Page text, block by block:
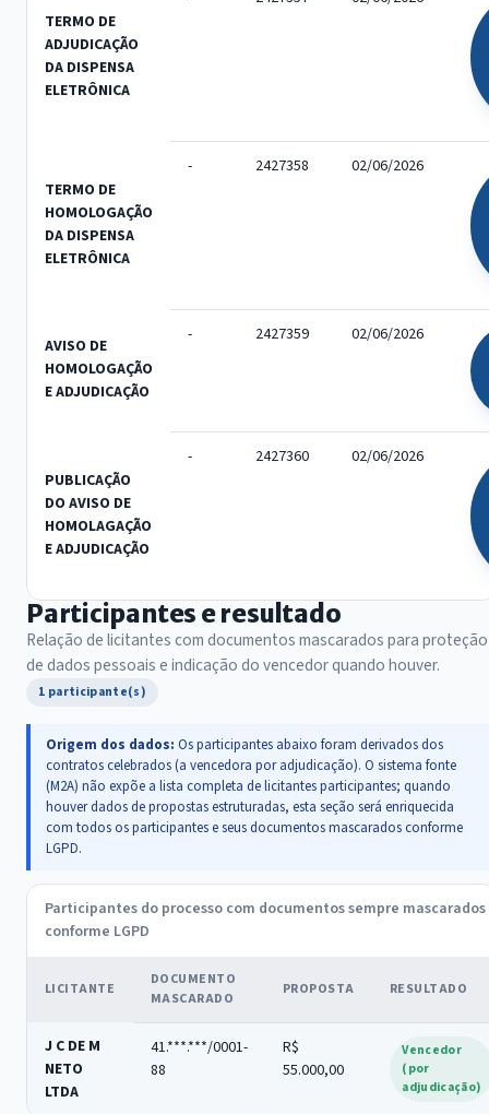
TERMO DE
ADJUDICAÇÃO
DA DISPENSA
ELETRÔNICA
TERMO DE
HOMOLOGAÇÃO
DA DISPENSA
ELETRÔNICA
- 2427358 02/06/2026
AVISO DE
HOMOLOGAÇÃO
E ADJUDICAÇÃO
- 2427359 02/06/2026
PUBLICAÇÃO
DO AVISO DE
HOMOLAGAÇÃO
E ADJUDICAÇÃO
- 2427360 02/06/2026
Participantes e resultado
Relação de licitantes com documentos mascarados para proteção
de dados pessoais e indicação do vencedor quando houver.
1 participante(s)
Origem dos dados: Os participantes abaixo foram derivados dos
contratos celebrados (a vencedora por adjudicação). O sistema fonte
(M2A) não expõe a lista completa de licitantes participantes; quando
houver dados de propostas estruturadas, esta seção será enriquecida
com todos os participantes e seus documentos mascarados conforme
LGPD.
Participantes do processo com documentos sempre mascarados
conforme LGPD
LICITANTE
DOCUMENTO
MASCARADO
PROPOSTA RESULTADO
J C DE M
NETO
LTDA
41.***.***/0001-
88
R$
55.000,00
Vencedor
(por
adjudicação)